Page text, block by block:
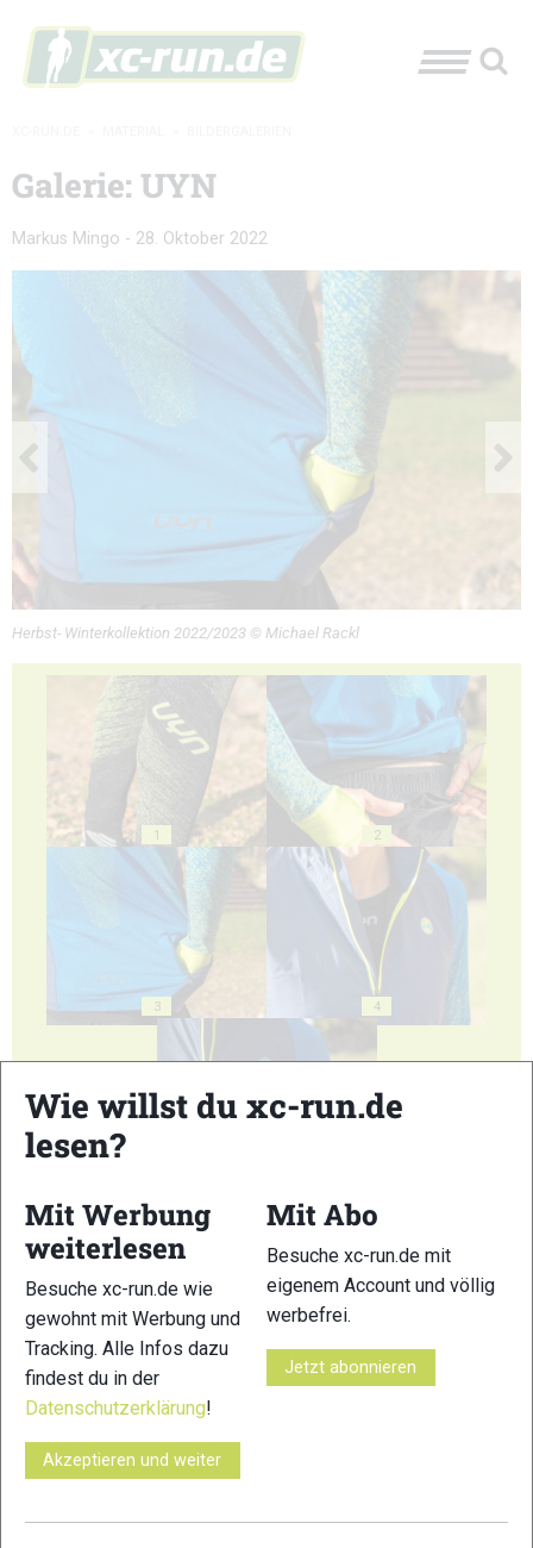
Galerie: UYN
Markus Mingo - 28. Oktober 2022
Herbst- Winterkollektion 2022/2023 © Michael Rackl
1 2
3 4
© Bilder 1 - 5: Michael Rackl;
VERWANDTE ARTIKEL
Dare2b im
Praxistest: Galerie
Shorts
Coros Pace 4:
Galerie
Zurück Weiter
Wie willst du xc-run.de
lesen?
Mit Werbung
weiterlesen
Besuche xc-run.de wie
gewohnt mit Werbung und
Tracking. Alle Infos dazu
findest du in der
Datenschutzerklärung!
Akzeptieren und weiter
Mit Abo
Besuche xc-run.de mit
eigenem Account und völlig
werbefrei.
Jetzt abonnieren